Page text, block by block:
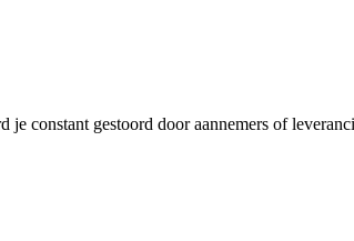
constant gestoord door aannemers of